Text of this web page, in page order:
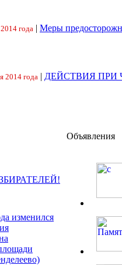
года | Меры
2014 года | ДЕЙСТВИЯ ПРИ
изменился
Объявления